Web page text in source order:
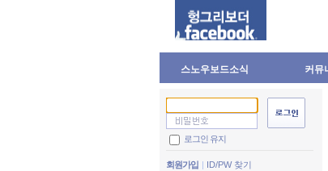
스노우보드소식 커뮤
로그인 유지
회원가입 ID/PW 찾기